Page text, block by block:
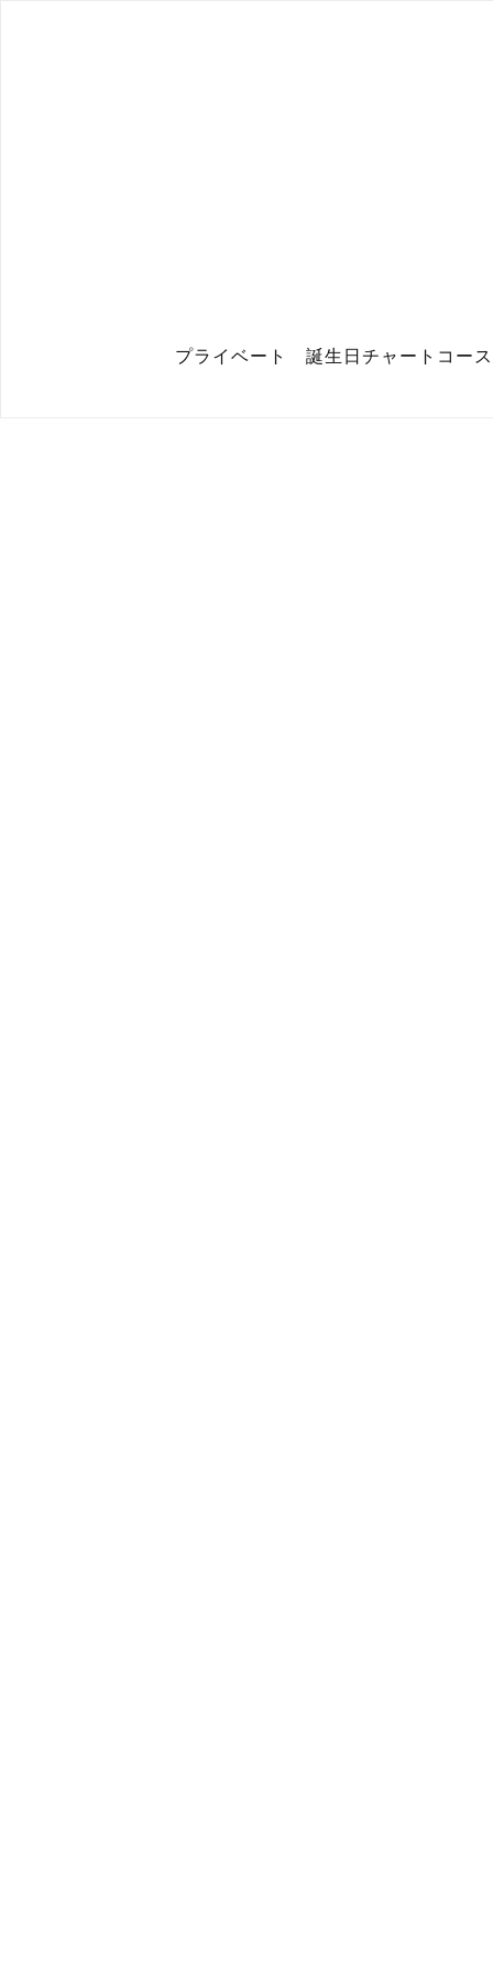
プライベート 誕生日チャートコー